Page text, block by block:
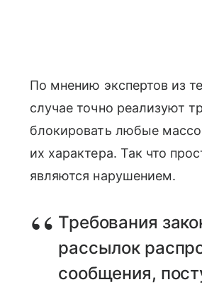
По мнению экспертов из
случае точно реализуют
блокировать любые
их характера. Так что
являются нарушением.
Требования
рассылок
сообщения,